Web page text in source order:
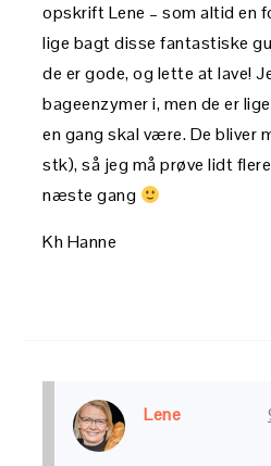
opskrift Lene – som altid en
lige bagt disse fantastiske
de er gode, og lette at lave!
bageenzymer i, men de er
en gang skal være. De bliver
stk), så jeg må prøve lidt
næste gang
Kh Hanne
Lene